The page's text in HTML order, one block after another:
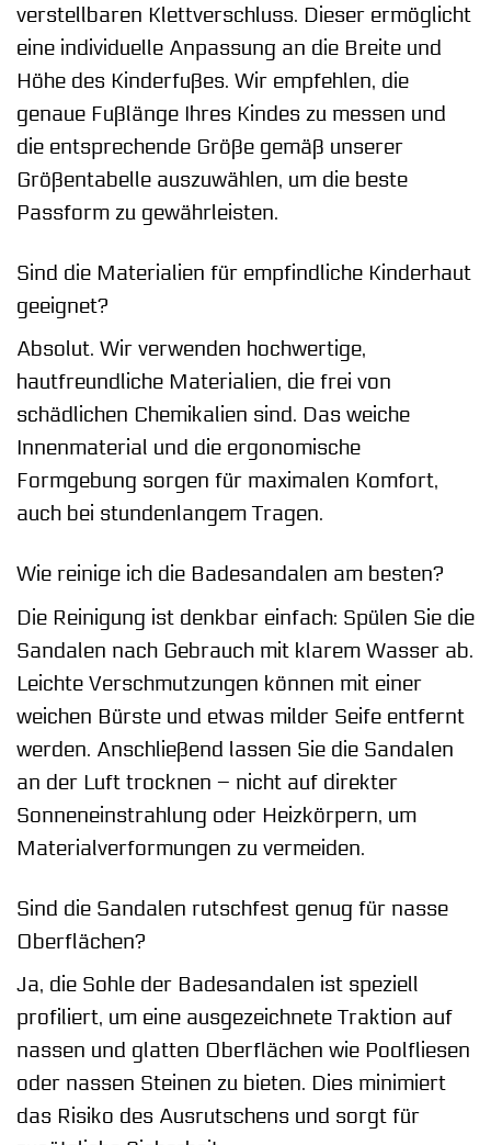
verstellbaren Klettverschluss. Dieser ermöglicht
eine individuelle Anpassung an die Breite und
Höhe des Kinderfußes. Wir empfehlen, die
genaue Fußlänge Ihres Kindes zu messen und
die entsprechende Größe gemäß unserer
Größentabelle auszuwählen, um die beste
Passform zu gewährleisten.
Sind die Materialien für empfindliche Kinderhaut
geeignet?
Absolut. Wir verwenden hochwertige,
hautfreundliche Materialien, die frei von
schädlichen Chemikalien sind. Das weiche
Innenmaterial und die ergonomische
Formgebung sorgen für maximalen Komfort,
auch bei stundenlangem Tragen.
Wie reinige ich die Badesandalen am besten?
Die Reinigung ist denkbar einfach: Spülen Sie die
Sandalen nach Gebrauch mit klarem Wasser ab.
Leichte Verschmutzungen können mit einer
weichen Bürste und etwas milder Seife entfernt
werden. Anschließend lassen Sie die Sandalen
an der Luft trocknen – nicht auf direkter
Sonneneinstrahlung oder Heizkörpern, um
Materialverformungen zu vermeiden.
Sind die Sandalen rutschfest genug für nasse
Oberflächen?
Ja, die Sohle der Badesandalen ist speziell
profiliert, um eine ausgezeichnete Traktion auf
nassen und glatten Oberflächen wie Poolfliesen
oder nassen Steinen zu bieten. Dies minimiert
das Risiko des Ausrutschens und sorgt für